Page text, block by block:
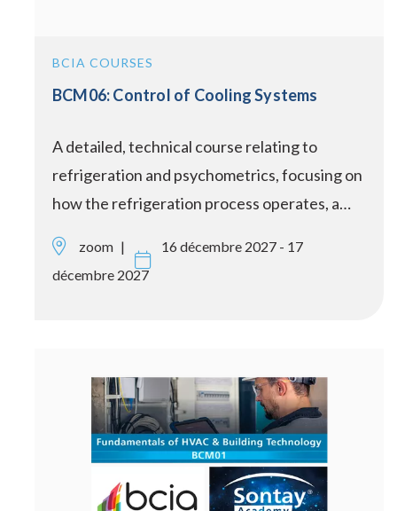
BCIA COURSES
BCM06: Control of Cooling Systems
A detailed, technical course relating to
refrigeration and psychometrics, focusing on
how the refrigeration process operates, a…
zoom
16 décembre 2027 - 17
décembre 2027